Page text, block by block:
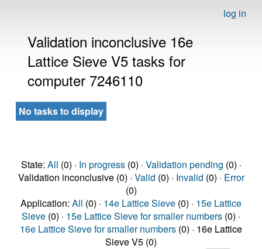
log in
Validation inconclusive 16e
Lattice Sieve V5 tasks for
computer 7246110
No tasks to display
State: All (0) · In progress(0) · Validation pending (0) ·
Validation inconclusive (0) · Valid (0) · Invalid (0) · Error
(0)
Application: All (0) · 14e Lattice Sieve (0) · 15e Lattice
Sieve (0) · 15e Lattice Sieve for smaller numbers (0) ·
16e Lattice Sieve for smaller numbers (0) · 16e Lattice
Sieve V5 (0)